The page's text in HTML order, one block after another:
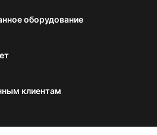
оборудование
клиентам